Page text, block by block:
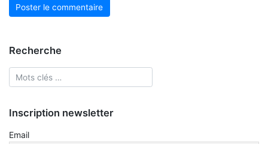
Recherche
Inscription newsletter
Email